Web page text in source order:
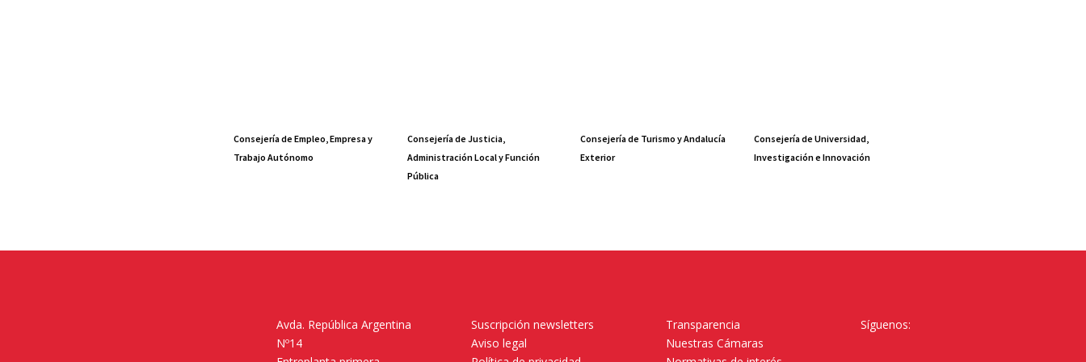
Consejería de Empleo, Empresa y
Trabajo Autónomo
Consejería de Justicia,
Administración Local y Función
Pública
Consejería de Turismo y Andalucía
Exterior
Consejería de Universidad,
Investigación e Innovación
Avda. República Argentina
Nº14
Suscripción newsletters
Aviso legal
Transparencia
Nuestras Cámaras
Síguenos: